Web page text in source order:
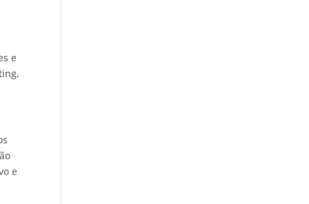
e
e